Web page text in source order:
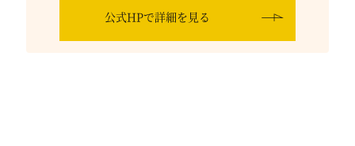
公式HPで詳細を見る